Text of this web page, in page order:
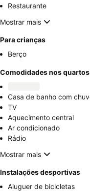
Restaurante
Mostrar mais
Para crianças
Berço
Comodidades nos quartos
Casa de banho com
TV
Aquecimento central
Ar condicionado
Rádio
Mostrar mais
Instalações desportivas
Aluguer de bicicletas